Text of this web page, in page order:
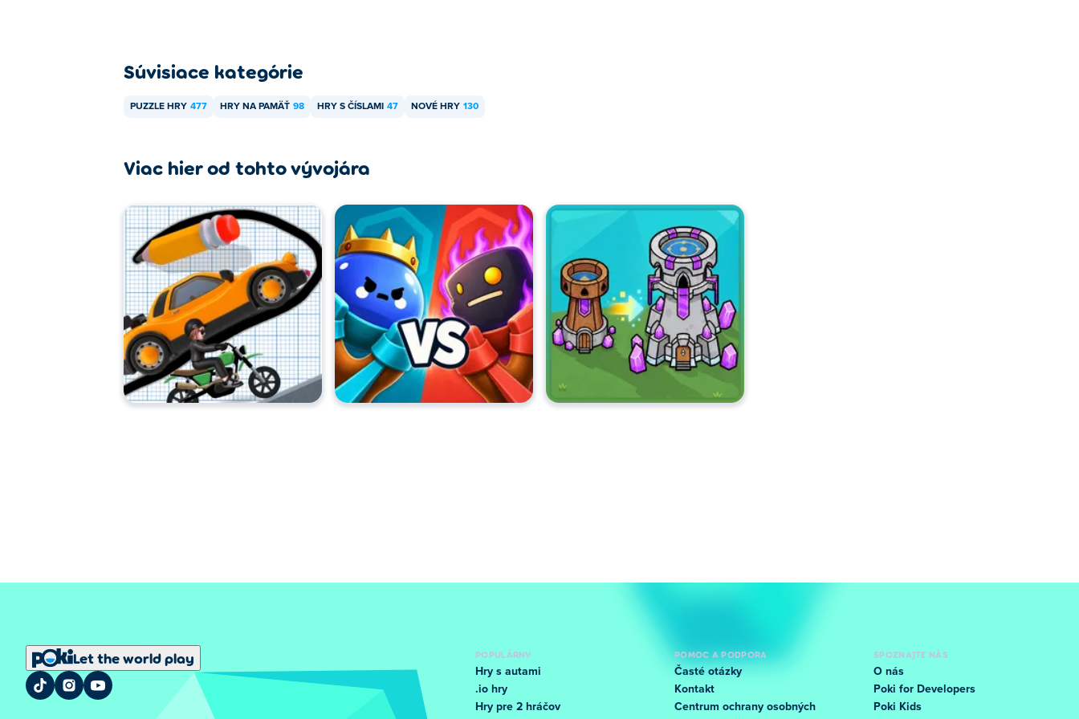
Súvisiace kategórie
PUZZLE HRY 477 HRY NA PAMÄŤ 98 HRY S ČÍSLAMI 47 NOVÉ HRY 130
Viac hier od tohto vývojára
Let the world play
POPULÁRNY
Hry s autami
.io hry
Hry pre 2 hráčov
POMOC A PODPORA
Časté otázky
Kontakt
Centrum ochrany osobných
SPOZNAJTE NÁS
O nás
Poki for Developers
Poki Kids